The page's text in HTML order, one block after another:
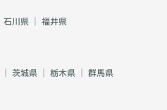
石川県 ｜ 福井県
｜ 茨城県 ｜ 栃木県 ｜ 群馬県